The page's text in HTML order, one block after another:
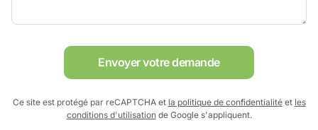
Envoyer votre demande
Ce site est protégé par reCAPTCHA et la politique de confidentialitéet les
conditions d'utilisationde Google s'appliquent.